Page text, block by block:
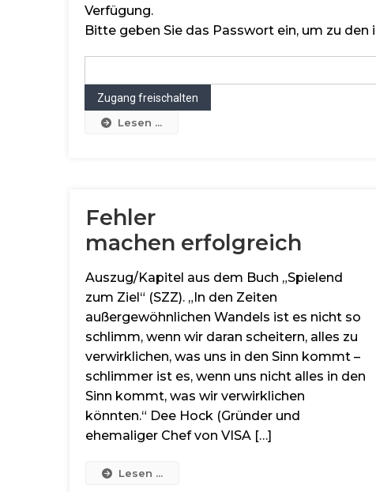
Verfügung.
Bitte geben Sie das Passwort ein, um zu
Lesen ...
Fehler
machen erfolgreich
Auszug/Kapitel aus dem Buch „Spielend
zum Ziel“ (SZZ). „In den Zeiten
außergewöhnlichen Wandels ist es nicht so
schlimm, wenn wir daran scheitern, alles zu
verwirklichen, was uns in den Sinn kommt –
schlimmer ist es, wenn uns nicht alles in den
Sinn kommt, was wir verwirklichen
könnten.“ Dee Hock (Gründer und
ehemaliger Chef von VISA […]
Lesen ...